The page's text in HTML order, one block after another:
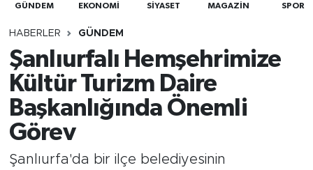
GÜNDEM EKONOMİ SİYASET MAGAZİN SPOR
HABERLER GÜNDEM
Şanlıurfalı Hemşehrimize
Kültür Turizm Daire
Başkanlığında Önemli
Görev
Şanlıurfa'da bir ilçe belediyesinin
SPOR
SAĞLIK
TEKNOLOJİ
OTOMOBİL
Trafik Durumu
Süper Lig Puan Durumu ve Fikstür
Tüm Manşetler
Son Dakika Haberleri
Haber Arşivi